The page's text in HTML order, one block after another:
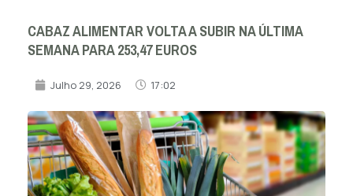
CABAZ ALIMENTAR VOLTA A SUBIR NA ÚLTIMA
SEMANA PARA 253,47 EUROS
Julho 29, 2026 17:02